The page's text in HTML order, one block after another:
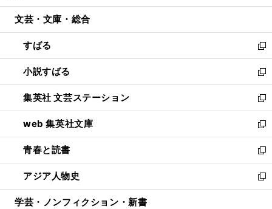
開
ウ
開
く
ン
ウ
で
開
く
ウ
ン
ド
ウ
で
開
く
文芸・文庫・総合
すばる
新
し
い
ウ
ィ
ン
ド
ウ
で
開
く
小説すばる
新
し
い
ウ
ィ
ン
ド
ウ
で
開
集英社 文芸ステーション
新
し
い
ウ
ィ
ン
ド
ウ
web 集英社文庫
新
し
い
ウ
ィ
ン
青春と読書
新
し
い
ウ
アジア人物史
新
し
学芸・ノンフィクション・新書